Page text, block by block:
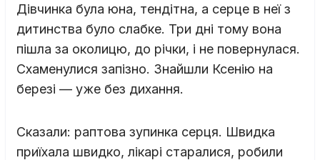
Дівчинка була юна, тендітна, а серце в неї з
дитинства було слабке. Три дні тому вона
пішла за околицю, до річки, і не повернулася.
Схаменулися запізно. Знайшли Ксенію на
березі — уже без дихання.
Сказали: раптова зупинка серця. Швидка
приїхала швидко, лікарі старалися, робили